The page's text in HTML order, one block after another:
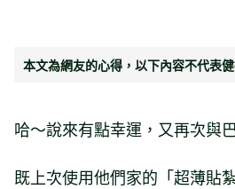
本文為網友的心得，以下內容不代表
哈～說來有點幸運，又再次與
既上次使用他們家的「超薄貼